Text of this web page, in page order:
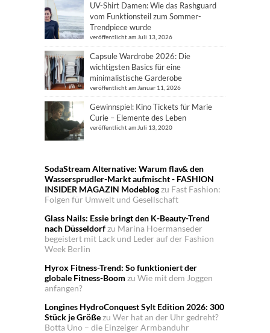
UV-Shirt Damen: Wie das Rashguard
vom Funktionsteil zum Sommer-
Trendpiece wurde
veröffentlicht am Juli 13, 2026
Capsule Wardrobe 2026: Die
wichtigsten Basics für eine
minimalistische Garderobe
veröffentlicht am Januar 11, 2026
Gewinnspiel: Kino Tickets für Marie
Curie – Elemente des Leben
veröffentlicht am Juli 13, 2020
SodaStream Alternative: Warum flav& den
Wassersprudler-Markt aufmischt - FASHION
INSIDER MAGAZIN Modeblogzu Fast Fashion:
Folgen für Umwelt und Gesellschaft
Glass Nails: Essie bringt den K-Beauty-Trend
nach Düsseldorfzu Marina Hoermanseder
begeistert mit Lack und Leder auf der Fashion
Week Berlin
Hyrox Fitness-Trend: So funktioniert der
globale Fitness-Boom zu Wie mit dem Joggen
anfangen?
Longines HydroConquest Sylt Edition 2026: 300
Stück je Größezu Wer hat an der Uhr gedreht?
Botta Uno – die Einzeiger Armbanduhr